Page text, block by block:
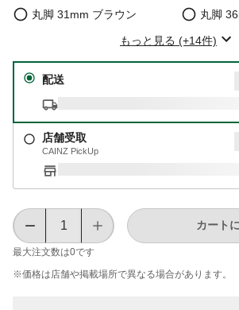
丸脚 31mm ブラウン
丸脚
もっと見る (+14件)
配送
店舗受取
CAINZ PickUp
最大注文数は0です
カート
※価格は​店舗や​掲載場所で​異なる​場合が​あります。